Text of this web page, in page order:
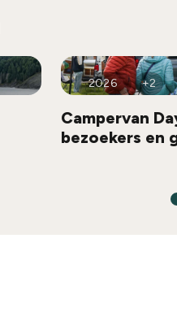
2026 +2
Campervan
bezoekers en